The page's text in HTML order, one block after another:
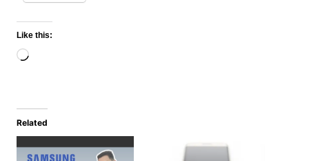
Like this:
Loading…
Related